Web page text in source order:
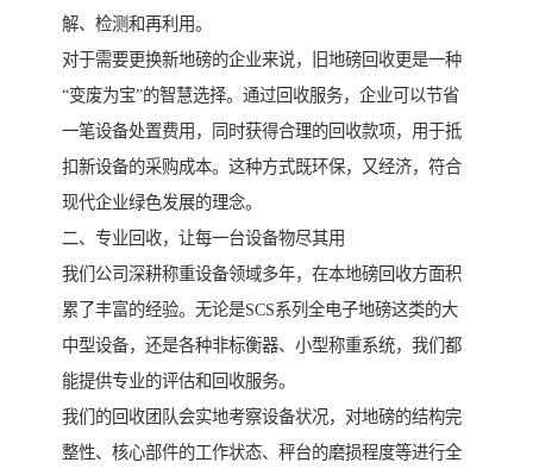
解、检测和再利用。
对于需要更换新地磅的企业来说，旧地磅回收更是一种
“变废为宝”的智慧选择。通过回收服务，企业可以节省
一笔设备处置费用，同时获得合理的回收款项，用于抵
扣新设备的采购成本。这种方式既环保，又经济，符合
现代企业绿色发展的理念。
二、专业回收，让每一台设备物尽其用
我们公司深耕称重设备领域多年，在本地磅回收方面积
累了丰富的经验。无论是SCS系列全电子地磅这类的大
中型设备，还是各种非标衡器、小型称重系统，我们都
能提供专业的评估和回收服务。
我们的回收团队会实地考察设备状况，对地磅的结构完
整性、核心部件的工作状态、秤台的磨损程度等进行全